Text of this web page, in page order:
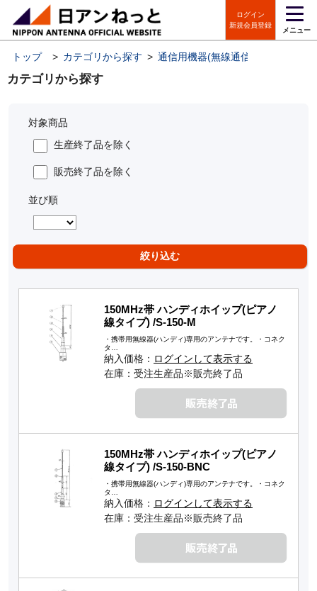
ログイン
新規会員登録
メニュー
カテゴリから探す
トップ > カテゴリから探す > 通信用機器(無線通信機器・IoT機器
対象商品
生産終了品を除く
販売終了品を除く
並び順
150MHz帯 ハンディホイップ(ピアノ
線タイプ) /S-150-M
・携帯用無線器(ハンディ)専用のアンテナです。・コネク
タ…
納入価格： ログインして表示する
在庫：受注生産品※販売終了品
150MHz帯 ハンディホイップ(ピアノ
線タイプ) /S-150-BNC
・携帯用無線器(ハンディ)専用のアンテナです。・コネク
タ…
納入価格： ログインして表示する
在庫：受注生産品※販売終了品